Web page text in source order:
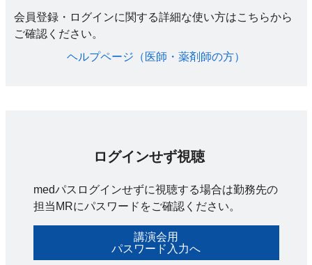
会員登録・ログインに関する詳細な使い方はこちらから
ご確認ください。​
ヘルプページ（医師・薬剤師の方）​
ログインせず視聴
medパスログインせずに視聴する場合は勤務先の
担当MRにパスワードをご確認ください。
講演会用
パスワード入力へ